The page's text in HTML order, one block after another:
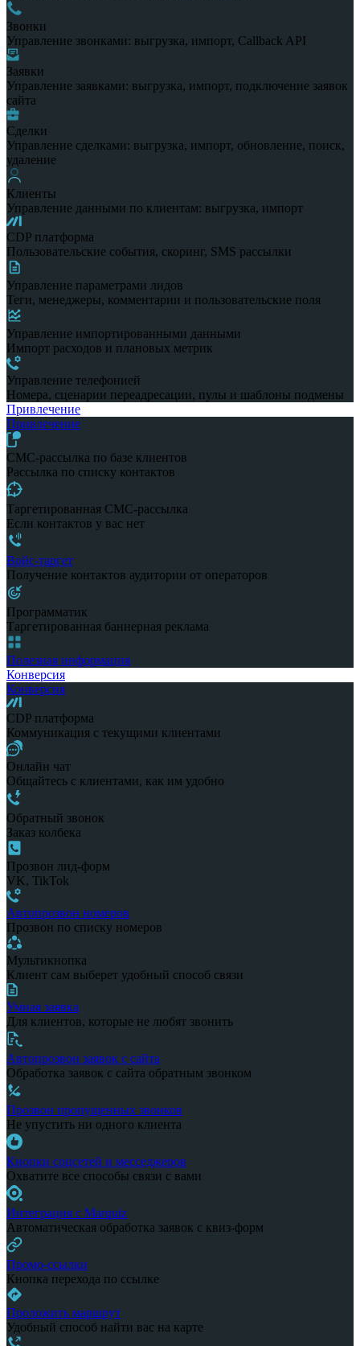
Звонки
Управление звонками: выгрузка, импорт, Callback API
Заявки
Управление заявками: выгрузка, импорт, подключение заявок
сайта
Сделки
Управление сделками: выгрузка, импорт, обновление, поиск,
удаление
Клиенты
Управление данными по клиентам: выгрузка, импорт
CDP платформа
Пользовательские события, скоринг, SMS рассылки
Управление параметрами лидов
Теги, менеджеры, комментарии и пользовательские поля
Управление импортированными данными
Импорт расходов и плановых метрик
Управление телефонией
Номера, сценарии переадресации, пулы и шаблоны подмены
Привлечение
Привлечение
СМС-рассылка по базе клиентов
Рассылка по списку контактов
Таргетированная СМС-рассылка
Если контактов у вас нет
Войс-таргет
Получение контактов аудитории от операторов
Программатик
Таргетированная баннерная реклама
Полезная информация
Конверсия
Конверсия
CDP платформа
Коммуникация с текущими клиентами
Онлайн чат
Общайтесь с клиентами, как им удобно
Обратный звонок
Заказ колбека
Прозвон лид-форм
VK, TikTok
Автопрозвон номеров
Прозвон по списку номеров
Мультикнопка
Клиент сам выберет удобный способ связи
Умная заявка
Для клиентов, которые не любят звонить
Автопрозвон заявок с сайта
Обработка заявок с сайта обратным звонком
Прозвон пропущенных звонков
Не упустить ни одного клиента
Кнопки соцсетей и месседжеров
Охватите все способы связи с вами
Интеграция с Marquiz
Автоматическая обработка заявок с квиз-форм
Промо-ссылки
Кнопка перехода по ссылке
Проложить маршрут
Удобный способ найти вас на карте